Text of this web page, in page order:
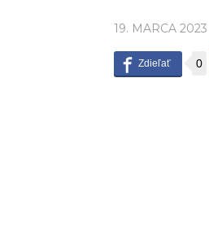
19. MARCA 2023
0